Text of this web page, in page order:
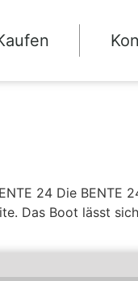
24 Die BENTE
Das Boot lässt